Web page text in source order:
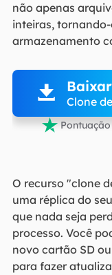
não apenas
inteiras,
armazenamento

 Clone

O recurso "clone
uma réplica do
que nada seja
processo. Você
novo cartão SD
para fazer